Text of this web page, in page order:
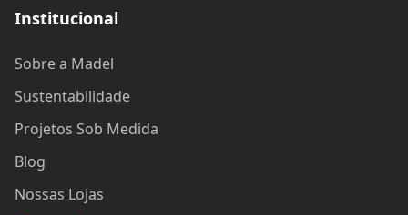
Institucional
Sobre a Madel
Sustentabilidade
Projetos Sob Medida
Blog
Nossas Lojas